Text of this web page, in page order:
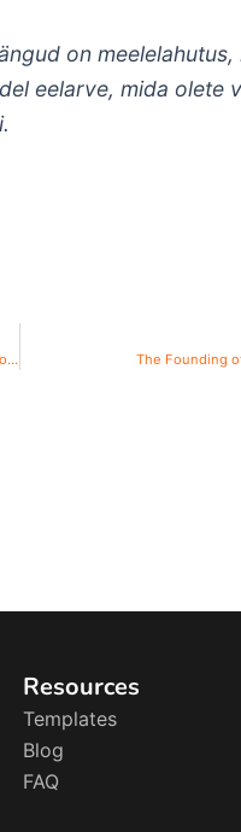
on meelelahutus,
eelarve, mida olete
Online Casino Bez Bankovního Účtu Které Je Nejlepší Pro Váš Herní Styl The Founding
Resources
Templates
Blog
FAQ